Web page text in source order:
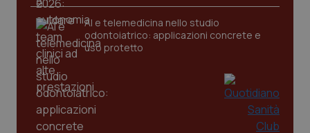
AI e telemedicina nello studio
odontoiatrico: applicazioni concrete e
uso protetto
_ga
Google LLC